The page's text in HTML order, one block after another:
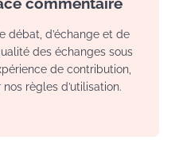
débat, d’échange et de
des échanges sous
de contribution,
règles d’utilisation.